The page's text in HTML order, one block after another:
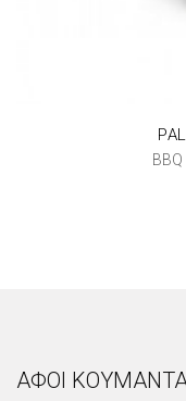
ΑΦΟΙ